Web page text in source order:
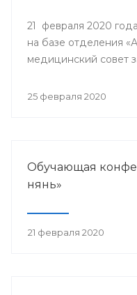
21 февраля 2020
на базе отделения
медицинский совет
25 февраля 2020
Обучающая
нянь»
21 февраля 2020